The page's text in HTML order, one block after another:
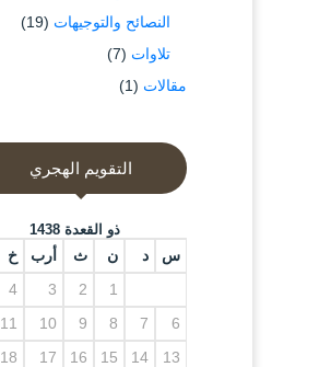
النصائح والتوجيهات (19)
تلاوات (7)
مقالات (1)
التقويم الهجري
ذو القعدة 1438
س د ن ث أرب خ
1
2
3
4
6
7
8
9
10
11
13
14
15
16
17
18